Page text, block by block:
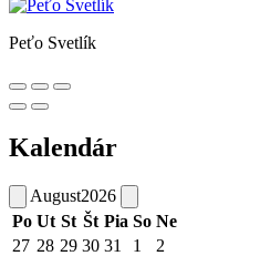
Peťo Svetlík
Kalendár
August2026
Po Ut St Št Pia So Ne
27 28 29 30 31 1
2